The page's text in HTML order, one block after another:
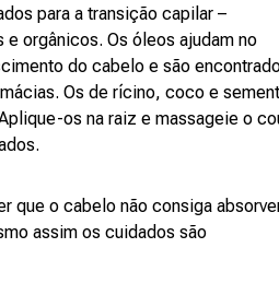
para a transição capilar –
e orgânicos. Os óleos ajudam no
do cabelo e são
Os de rícino, coco e
os na raiz e massageie o
que o cabelo não consiga
assim os cuidados são